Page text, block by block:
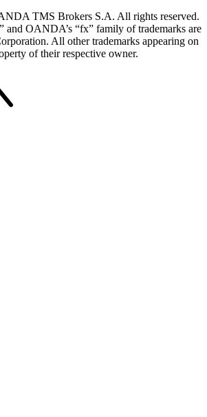
TMS Brokers S.A. All rights reserved.
and OANDA’s “fx” family of trademarks are
All other trademarks appearing on
of their respective owner.